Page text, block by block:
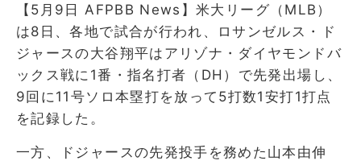
【5月9日 AFPBB News】米大リーグ（MLB）
は8日、各地で試合が行われ、ロサンゼルス・ド
ジャースの大谷翔平はアリゾナ・ダイヤモンドバ
ックス戦に1番・指名打者（DH）で先発出場し、
9回に11号ソロ本塁打を放って5打数1安打1打点
を記録した。
一方、ドジャースの先発投手を務めた山本由伸